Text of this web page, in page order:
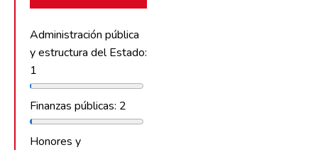
Administración pública
y estructura del Estado:
1
Finanzas públicas: 2
Honores y